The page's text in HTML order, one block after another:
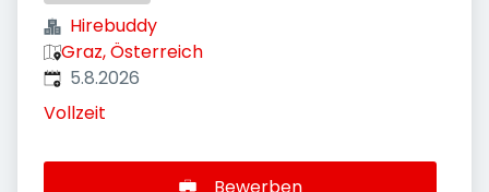
Hirebuddy
Graz, Österreich
Veröffentlicht
5.8.2026
Vollzeit